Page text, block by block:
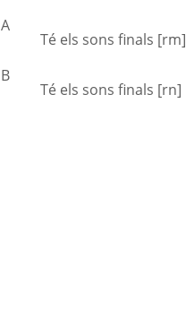
A
Té els sons finals [rm]
B
Té els sons finals [rn]